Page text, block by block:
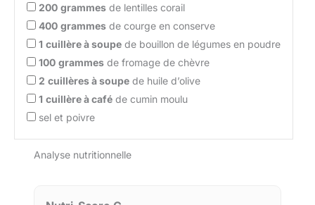
200 grammes de lentilles corail
400 grammes de courge en conserve
1 cuillère à soupe de bouillon de légumes en poudre
100 grammes de fromage de chèvre
2 cuillères à soupe de huile d’olive
1 cuillère à café de cumin moulu
sel et poivre
Analyse nutritionnelle